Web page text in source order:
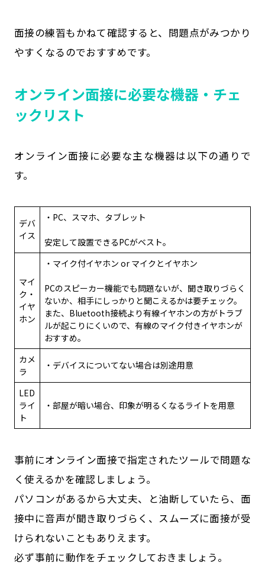
面接の練習もかねて確認すると、問題点がみつかり
やすくなるのでおすすめです。
オンライン面接に必要な機器・チェ
ックリスト
オンライン面接に必要な主な機器は以下の通りで
す。
デバ
イス
・PC、スマホ、タブレット
安定して設置できるPCがベスト。
マイ
ク・
イヤ
ホン
・マイク付イヤホン or マイクとイヤホン
PCのスピーカー機能でも問題ないが、聞き取りづらく
ないか、相手にしっかりと聞こえるかは要チェック。
また、Bluetooth接続より有線イヤホンの方がトラブ
ルが起こりにくいので、有線のマイク付きイヤホンが
おすすめ。
カメ
ラ
・デバイスについてない場合は別途用意
LED
ライ
ト
・部屋が暗い場合、印象が明るくなるライトを用意
事前にオンライン面接で指定されたツールで問題な
く使えるかを確認しましょう。
パソコンがあるから大丈夫、と油断していたら、面
接中に音声が聞き取りづらく、スムーズに面接が受
けられないこともありえます。
必ず事前に動作をチェックしておきましょう。